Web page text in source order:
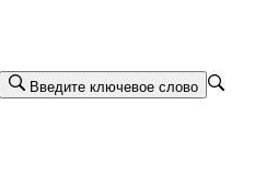
Введите ключевое слово